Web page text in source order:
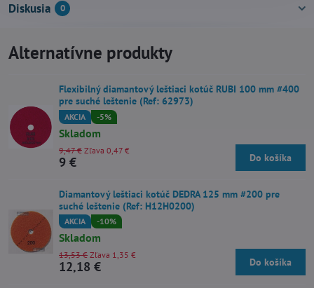
Diskusia 0
Alternatívne produkty
Flexibilný diamantový leštiaci kotúč RUBI 100 mm #400
pre suché leštenie (Ref: 62973)
AKCIA -5%
Skladom
9 €
9,47 € Zľava 0,47 €
Do košíka
Diamantový leštiaci kotúč DEDRA 125 mm #200 pre
suché leštenie (Ref: H12H0200)
AKCIA -10%
Skladom
12,18 €
13,53 € Zľava 1,35 €
Do košíka